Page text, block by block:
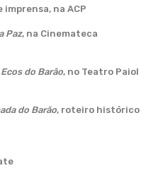
na ACP
Paz, na Cinemateca
Ecos do Barão, no Teatro Paiol
do Barão, roteiro histórico